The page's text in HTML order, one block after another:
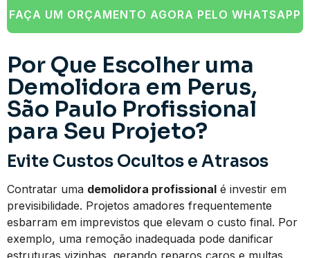
FAÇA UM ORÇAMENTO AGORA PELO WHATSAPP
Por Que Escolher uma
Demolidora em Perus,
São Paulo Profissional
para Seu Projeto?
Evite Custos Ocultos e Atrasos
Contratar uma demolidora profissional é investir em
previsibilidade. Projetos amadores frequentemente
esbarram em imprevistos que elevam o custo final. Por
exemplo, uma remoção inadequada pode danificar